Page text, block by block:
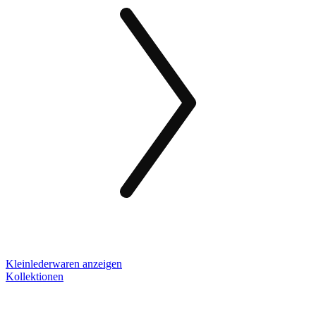
Kleinlederwaren anzeigen
Kollektionen